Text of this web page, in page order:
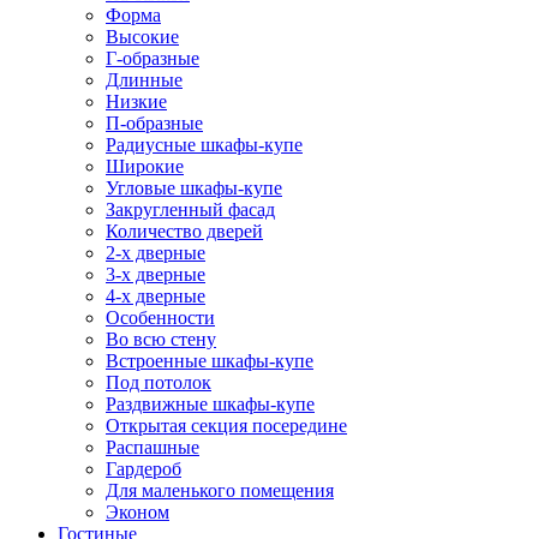
Форма
Высокие
Г-образные
Длинные
Низкие
П-образные
Радиусные шкафы-купе
Широкие
Угловые шкафы-купе
Закругленный фасад
Количество дверей
2-х дверные
3-х дверные
4-х дверные
Особенности
Во всю стену
Встроенные шкафы-купе
Под потолок
Раздвижные шкафы-купе
Открытая секция посередине
Распашные
Гардероб
Для маленького помещения
Эконом
Гостиные